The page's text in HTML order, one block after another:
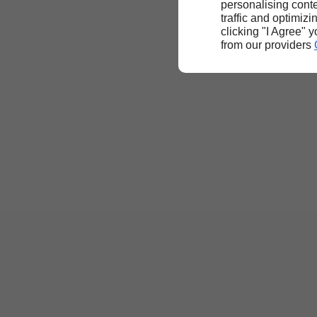
personalising
traffic and
clicking "I Agree"
from our providers